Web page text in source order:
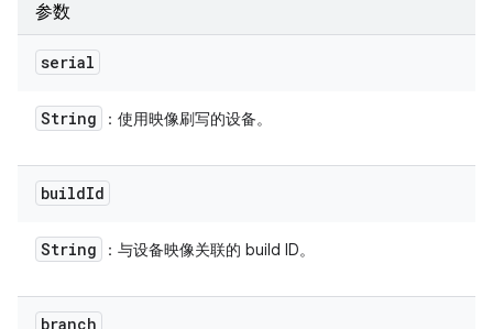
参数
serial
String ：使用映像刷写的设备。
buildId
String ：与设备映像关联的 build ID。
branch